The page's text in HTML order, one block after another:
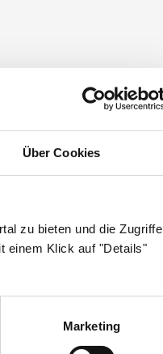
Über Cookies
zu bieten und die Zugriffe
einem Klick auf "Details"
Marketing